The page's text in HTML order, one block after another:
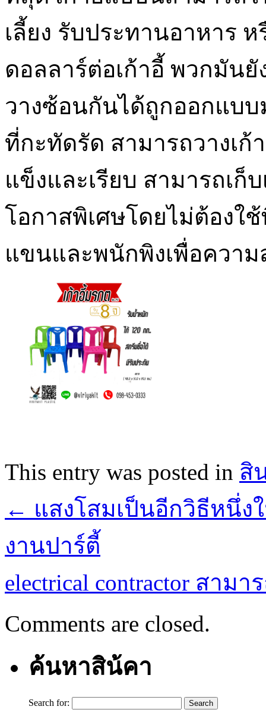
เลี้ยง รับประทานอาหาร
ดอลลาร์ต่อเก้าอี้ พวกมัน
วางซ้อนกันได้ถูกออกแบบ
ที่กะทัดรัด สามารถวางเ
แข็งและเรียบ สามารถเก็
โอกาสพิเศษโดยไม่ต้อง
แขนและพนักพิงเพื่อความ
This entry was posted in สิ
← แสงโสมเป็นอีกวิธีหนึ่ง
งานปาร์ตี้
electrical contractor สา
Comments are closed.
ค้นหาสิน้คา
Search for: